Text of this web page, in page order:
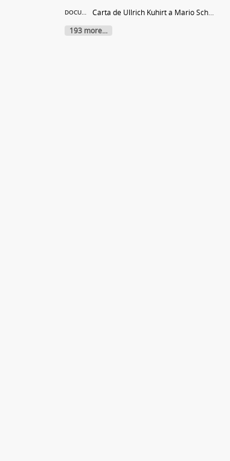
DOCUMENT
Carta de Ullrich Kuhirt a Mario Schenberg
193 more...